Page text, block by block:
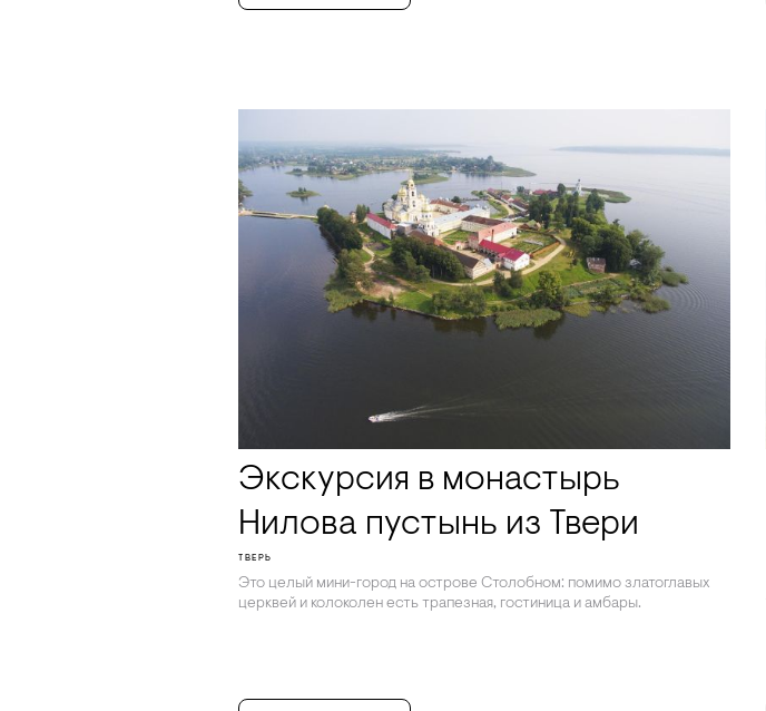
Экскурсия в монастырь
Нилова пустынь из Твери
ТВЕРЬ
Это целый мини-город на острове Столобном: помимо златоглавых
церквей и колоколен есть трапезная, гостиница и амбары.